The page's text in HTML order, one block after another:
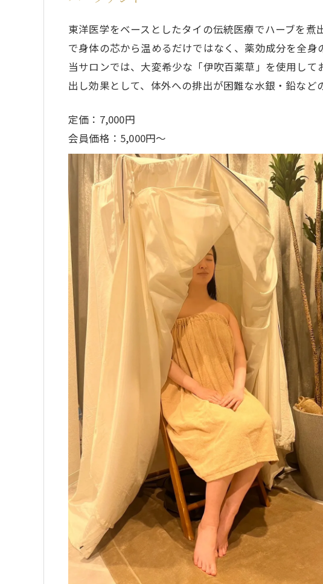
東洋医学をベースとしたタイの伝統医療でハーブを
で身体の芯から温めるだけではなく、薬効成分を全
当サロンでは、大変希少な「伊吹百薬草」を使用し
出し効果として、体外への排出が困難な水銀・鉛など
定価 ：7,000円
会員価格：5,000円〜